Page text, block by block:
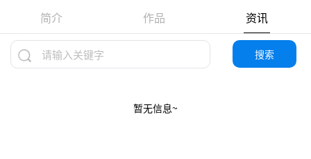
简介 作品 资讯
搜索
暂无信息~